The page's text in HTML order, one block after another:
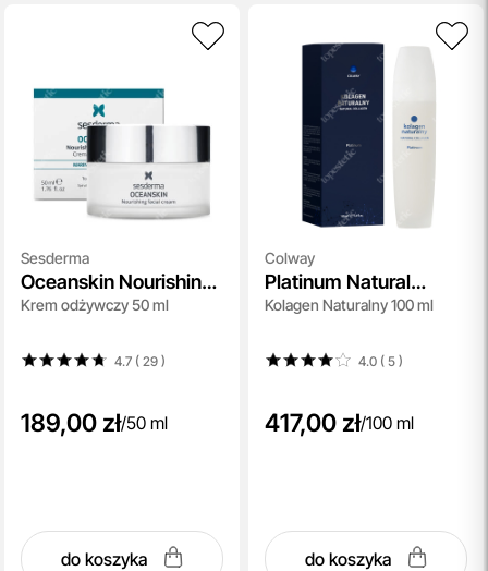
Sesderma
Oceanskin Nourishing
Facial Cream
Krem odżywczy 50 ml
4.7 ( 29)
189,00 zł/50 ml
do koszyka
Colway
Platinum Natural
Collagen
Kolagen Naturalny 100 ml
4.0 ( 5)
417,00 zł/100 ml
do koszyka